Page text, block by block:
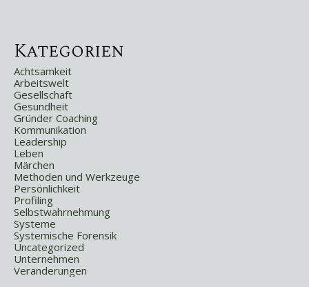
Kategorien
Achtsamkeit
Arbeitswelt
Gesellschaft
Gesundheit
Gründer Coaching
Kommunikation
Leadership
Leben
Märchen
Methoden und Werkzeuge
Persönlichkeit
Profiling
Selbstwahrnehmung
Systeme
Systemische Forensik
Uncategorized
Unternehmen
Veränderungen